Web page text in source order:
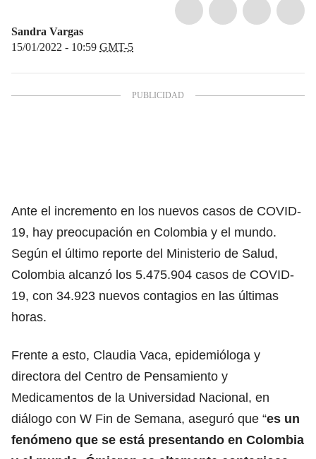
Sandra Vargas
15/01/2022 - 10:59 GMT-5
Ante el incremento en los nuevos casos de COVID-
19, hay preocupación en Colombia y el mundo.
Según el último reporte del Ministerio de Salud,
Colombia alcanzó los 5.475.904 casos de COVID-
19, con 34.923 nuevos contagios en las últimas
horas.
Frente a esto, Claudia Vaca, epidemióloga y
directora del Centro de Pensamiento y
Medicamentos de la Universidad Nacional, en
diálogo con W Fin de Semana, aseguró que “es un
fenómeno que se está presentando en Colombia